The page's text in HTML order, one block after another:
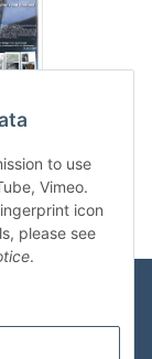
to use
Vimeo.
icon
please see
.